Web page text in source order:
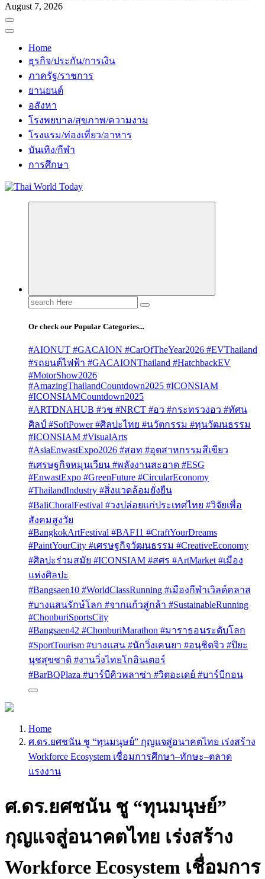
August 7, 2026
Home
ธุรกิจ/ประกัน/การเงิน
ภาครัฐ/ราชการ
ยานยนต์
อสังหา
โรงพยบาล/สุขภาพ/ความงาม
โรงแรม/ท่องเที่ยว/อาหาร
บันเทิง/กีฬา
การศึกษา
Search
for:
Or check our Popular Categories...
#AIONUT #GACAION #CarOfTheYear2026 #EVThailand
#รถยนต์ไฟฟ้า #GACAIONThailand #HatchbackEV
#MotorShow2026
#AmazingThailandCountdown2025 #ICONSIAM
#ICONSIAMCountdown2025
#ARTDNAHUB #วช #NRCT #อว #กระทรวงอว #ทัศน
ศิลป์ #SoftPower #ศิลปะไทย #นวัตกรรม #ทุนวัฒนธรรม
#ICONSIAM #VisualArts
#AsiaEnwastExpo2026 #สอท #อุตสาหกรรมสีเขียว
#เศรษฐกิจหมุนเวียน #พลังงานสะอาด #ESG
#EnwastExpo #GreenFuture #CircularEconomy
#ThailandIndustry #สิ่งแวดล้อมยั่งยืน
#BaliChoralFestival #วงปล่อยแก่ประเทศไทย #วิจัยเพื่อ
สังคมสูงวัย
#BangkokArtFestival #BAF11 #CraftYourDreams
#PaintYourCity #เศรษฐกิจวัฒนธรรม #CreativeEconomy
#ศิลปะร่วมสมัย #ICONSIAM #สศร #ArtMarket #เมือง
แห่งศิลปะ
#Bangsaen10 #WorldClassRunning #เมืองกีฬาเวิลด์คลาส
#บางแสนรักษ์โลก #จากแก้วสู่กล้า #SustainableRunning
#ChonburiSportsCity
#Bangsaen42 #ChonburiMarathon #มาราธอนระดับโลก
#SportTourism #บางแสน #นักวิ่งเคนยา #อนุชิตจิว #ปิยะ
นุชสุขชาติ #งานวิ่งไทยโกอินเตอร์
#BarBQPlaza #บาร์บีคิวพลาซ่า #วิตอะเดย์ #บาร์บีกอน
Home
ศ.ดร.ยศชนัน ชู “ทุนมนุษย์” กุญแจสู่อนาคตไทย เร่งสร้าง
Workforce Ecosystem เชื่อมการศึกษา–ทักษะ–ตลาด
แรงงาน
ศ.ดร.ยศชนัน ชู “ทุนมนุษย์”
กุญแจสู่อนาคตไทย เร่งสร้าง
Workforce Ecosystem เชื่อมการ